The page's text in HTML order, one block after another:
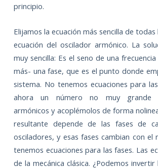
principio.
Elijamos la ecuación más sencilla de todas
ecuación del oscilador armónico. La
muy sencilla: Es el seno de una
más- una fase, que es el punto donde
sistema. No tenemos ecuaciones para
ahora un número no muy grande
armónicos y acoplémolos de forma
resultante depende de las fases de
osciladores, y esas fases cambian con el
tenemos ecuaciones para las fases. Las
de la mecánica clásica. ¿Podemos